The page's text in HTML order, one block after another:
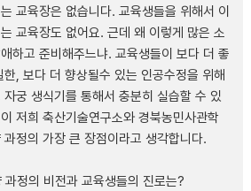
교육장은 없습니다. 교육생들을 위해서 이
교육장도 없어요. 근데 왜 이렇게 많은 소
하고 준비해주느냐. 교육생들이 보다 더 좋
, 보다 더 향상될수 있는 인공수정을 위해
궁 생식기를 통해서 충분히 실습할 수 있
저희 축산기술연구소와 경북농민사관학
정의 가장 큰 장점이라고 생각합니다.
정의 비전과 교육생들의 진로는?